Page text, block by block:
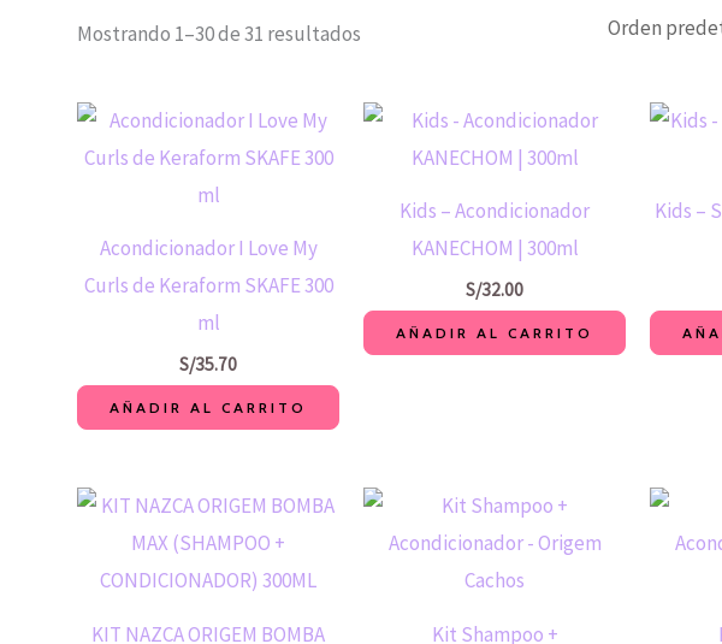
Mostrando 1–30 de 31 resultados
Acondicionador I Love My
Curls de Keraform SKAFE 300
ml
S/35.70
AÑADIR AL CARRITO
Kids – Acondicionador
KANECHOM | 300ml
S/32.00
AÑADIR AL CARRITO
Kids –
KIT NAZCA ORIGEM BOMBA
Kit Shampoo +